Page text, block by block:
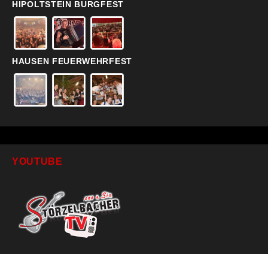
HIPOLTSTEIN BURGFEST
HAUSEN FEUERWEHRFEST
YOUTUBE